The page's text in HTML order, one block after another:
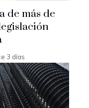
de más de
3 días